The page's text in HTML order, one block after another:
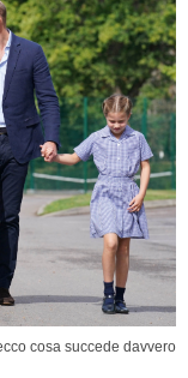
cosa succede davvero